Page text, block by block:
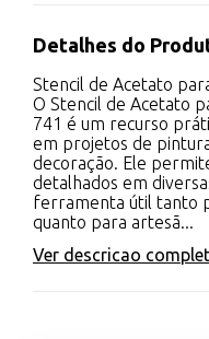
Detalhes do
Stencil de Acetato
O Stencil de Acetato
741 é um recurso
em projetos de
decoração. Ele
detalhados em
ferramenta útil tanto
quanto para artesã...
Ver descricao